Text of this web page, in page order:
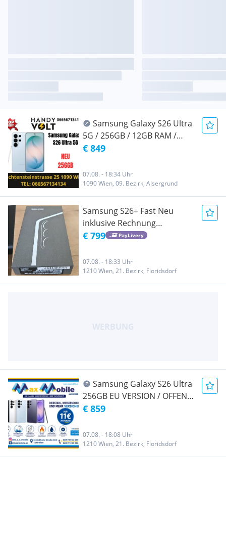
Samsung Galaxy S26 Ultra
5G / 256GB / 12GB RAM /
NEU / AT-WARE / Offen für
Originalverpackt / Volle
Herstellergarantie / Sky Blue
€ 849
07.08. - 18:34 Uhr
1090 Wien, 09. Bezirk, Alsergrund
Samsung S26+ Fast Neu
inklusive Rechnung
Akkuzyklusanzahl 1 Akku
€ 799 PayLivery
07.08. - 18:33 Uhr
1210 Wien, 21. Bezirk, Floridsdorf
Samsung Galaxy S26 Ultra
256GB EU VERSION / OFFEN
Für Alle Simkarten/ Mit Voller
Mobile Handyshop 1210
Wien mit spitzen
Smartphone-Preisen, blitz-
€ 859
07.08. - 18:08 Uhr
1210 Wien, 21. Bezirk, Floridsdorf